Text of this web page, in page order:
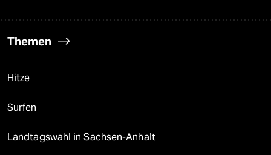
Themen
Hitze
Surfen
Landtagswahl in Sachsen-Anhalt